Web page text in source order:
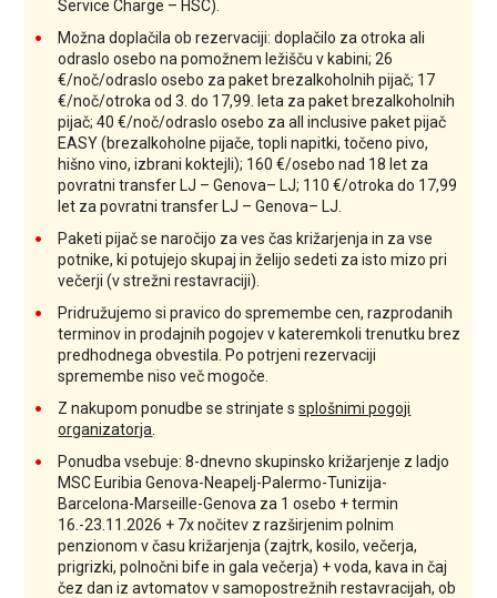
Service Charge – HSC).
Možna doplačila ob rezervaciji:doplačilo za otroka ali
odraslo osebo na pomožnem ležišču v kabini; 26
€/noč/odraslo osebo za paket brezalkoholnih pijač; 17
€/noč/otroka od 3. do 17,99. leta za paket brezalkoholnih
pijač; 40 €/noč/odraslo osebo za all inclusive paket pijač
EASY (brezalkoholne pijače, topli napitki, točeno pivo,
hišno vino, izbrani koktejli); 160 €/osebo nad 18 let za
povratni transfer LJ – Genova– LJ; 110 €/otroka do 17,99
let za povratni transfer LJ – Genova– LJ.
Paketi pijač se naročijo za ves čas križarjenja in za vse
potnike, ki potujejo skupaj in želijo sedeti za isto mizo pri
večerji (v strežni restavraciji).
Pridružujemo si pravico do spremembe cen, razprodanih
terminov in prodajnih pogojev v kateremkoli trenutku brez
predhodnega obvestila. Po potrjeni rezervaciji
spremembe niso več mogoče.
Z nakupom ponudbe se strinjate s splošnimi pogoji
organizatorja
Ponudba vsebuje: 8-dnevno skupinsko križarjenje z ladjo
MSC Euribia Genova-Neapelj-Palermo-Tunizija-
Barcelona-Marseille-Genova za 1 osebo + termin
16.-23.11.2026 + 7x nočitev z razširjenim polnim
penzionom v času križarjenja (zajtrk, kosilo, večerja,
prigrizki, polnočni bife in gala večerja) + voda, kava in čaj
čez dan iz avtomatov v samopostrežnih restavracijah, ob